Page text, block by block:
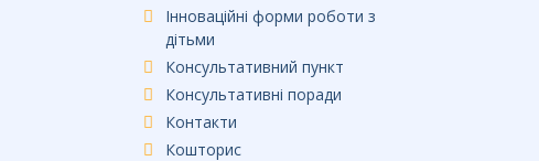
Інноваційні форми роботи з
дітьми
Консультативний пункт
Консультативні поради
Контакти
Кошторис